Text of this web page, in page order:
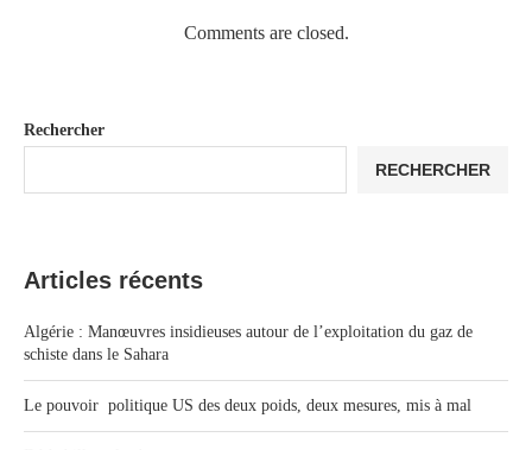
Comments are closed.
Rechercher
RECHERCHER
Articles récents
Algérie : Manœuvres insidieuses autour de l’exploitation du gaz de
schiste dans le Sahara
Le pouvoir politique US des deux poids, deux mesures, mis à mal